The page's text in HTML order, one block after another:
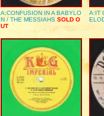
A:CONFUSION IN A BABYLO
N / THE MESSIAHS SOLD O
UT
A:IT